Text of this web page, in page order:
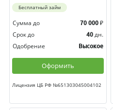
Бесплатный займ
Сумма до 70 000 ₽
Срок до
40 дн.
Одобрение
Высокое
Оформить
Лицензия ЦБ РФ №651303045004102